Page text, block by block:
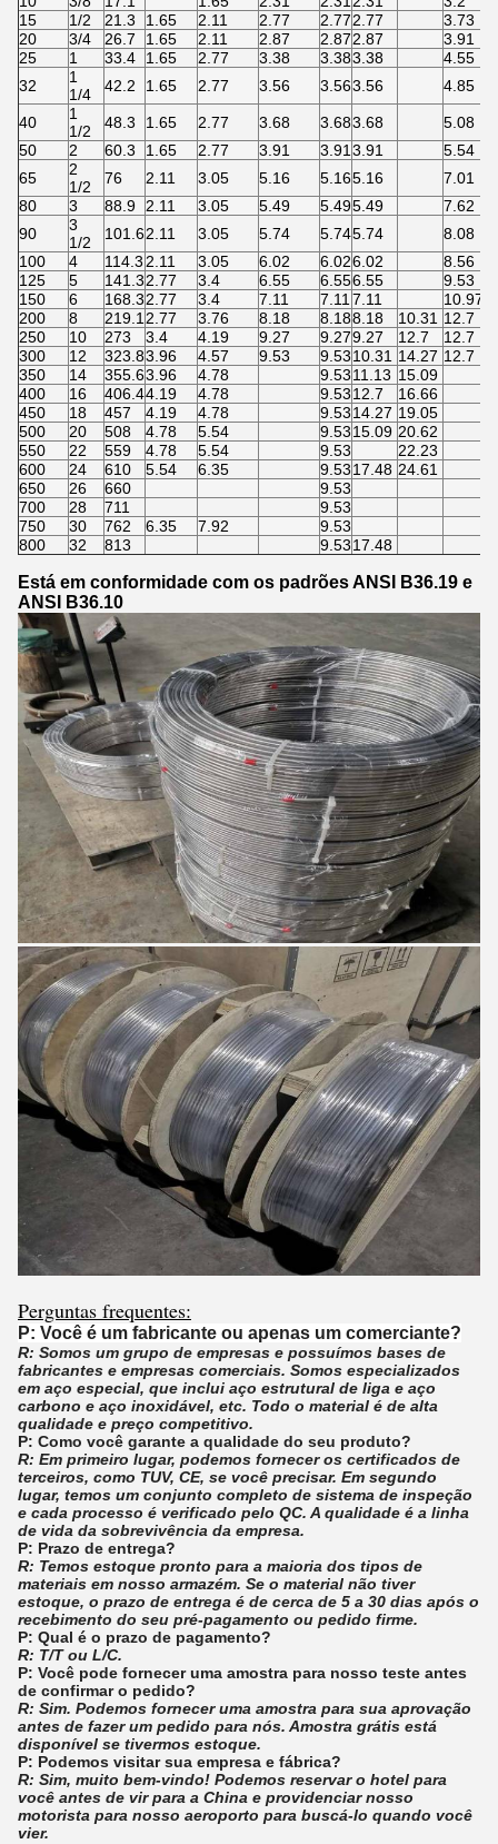
15
1/2 21.3 1.65 2.11 2.77 2.772.77 3.73
20
3/4 26.7 1.65 2.11 2.87 2.872.87 3.91
25
1 33.4 1.65 2.77 3.38 3.383.38 4.55
32
1
1/4
42.2 1.65 2.77 3.56 3.563.56 4.85
40
1
1/2
48.3 1.65 2.77 3.68 3.683.68 5.08
50
2 60.3 1.65 2.77 3.91 3.91 3.91 5.54
65
2
1/2
76 2.11 3.05 5.16 5.165.16 7.01
80
3 88.9 2.11 3.05 5.49 5.495.49 7.62
90
3
1/2
101.62.11 3.05 5.74 5.745.74 8.08
100
4 114.3 2.11 3.05 6.02 6.026.02 8.56
125
5 141.32.77 3.4 6.55 6.556.55 9.53
150
6 168.32.77 3.4 7.11 7.11 7.11 10.97
200
8 219.1 2.77 3.76 8.18 8.188.18 10.31 12.7
250
10 273 3.4 4.19 9.27 9.279.27 12.7 12.7
300
12 323.83.96 4.57 9.53 9.5310.31 14.27 12.7
350
14 355.63.96 4.78 9.5311.13 15.09
400
16 406.44.19 4.78 9.5312.7 16.66
450
18 457 4.19 4.78 9.5314.27 19.05
500
20 508 4.78 5.54 9.5315.09 20.62
550
22 559 4.78 5.54 9.53 22.23
600
24 610 5.54 6.35 9.5317.48 24.61
650
26 660 9.53
700
28 711 9.53
750
30 762 6.35 7.92 9.53
800
32 813 9.5317.48
Está em conformidade com os padrões ANSI B36.19 e
ANSI B36.10
Perguntas frequentes:
P: Você é um fabricante ou apenas um comerciante?
R: Somos um grupo de empresas e possuímos bases de
fabricantes e empresas comerciais. Somos especializados
em aço especial, que inclui aço estrutural de liga e aço
carbono e aço inoxidável, etc. Todo o material é de alta
qualidade e preço competitivo.
P: Como você garante a qualidade do seu produto?
R: Em primeiro lugar, podemos fornecer os certificados de
terceiros, como TUV, CE, se você precisar. Em segundo
lugar, temos um conjunto completo de sistema de inspeção
e cada processo é verificado pelo QC. A qualidade é a linha
de vida da sobrevivência da empresa.
P: Prazo de entrega?
R: Temos estoque pronto para a maioria dos tipos de
materiais em nosso armazém. Se o material não tiver
estoque, o prazo de entrega é de cerca de 5 a 30 dias após o
recebimento do seu pré-pagamento ou pedido firme.
P: Qual é o prazo de pagamento?
R: T/T ou L/C.
P: Você pode fornecer uma amostra para nosso teste antes
de confirmar o pedido?
R: Sim. Podemos fornecer uma amostra para sua aprovação
antes de fazer um pedido para nós. Amostra grátis está
disponível se tivermos estoque.
P: Podemos visitar sua empresa e fábrica?
R: Sim, muito bem-vindo! Podemos reservar o hotel para
você antes de vir para a China e providenciar nosso
motorista para nosso aeroporto para buscá-lo quando você
vier.